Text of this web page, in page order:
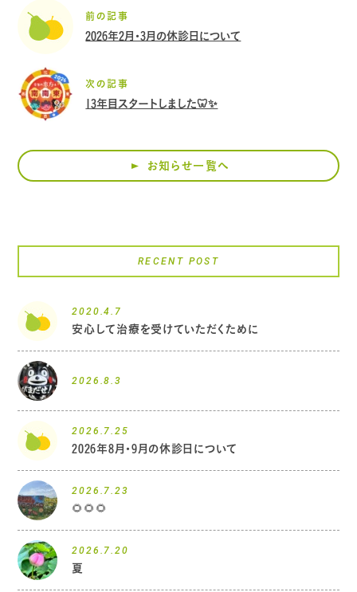
前の記事
2026年2月・3月の休診日について
次の記事
13年目スタートしました🦷✨
お知らせ一覧へ
RECENT POST
2020.4.7
安心して治療を受けていただくために
2026.8.3
2026.7.25
2026年8月・9月の休診日について
2026.7.23
🌻🌻🌻
2026.7.20
夏